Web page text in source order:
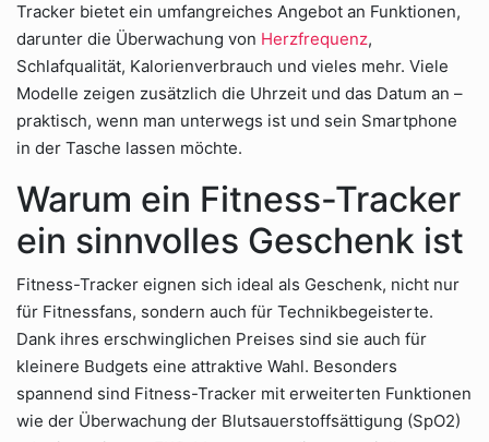
Tracker bietet ein umfangreiches Angebot an Funktionen,
darunter die Überwachung von Herzfrequenz,
Schlafqualität, Kalorienverbrauch und vieles mehr. Viele
Modelle zeigen zusätzlich die Uhrzeit und das Datum an –
praktisch, wenn man unterwegs ist und sein Smartphone
in der Tasche lassen möchte.
Warum ein Fitness-Tracker
ein sinnvolles Geschenk ist
Fitness-Tracker eignen sich ideal als Geschenk, nicht nur
für Fitnessfans, sondern auch für Technikbegeisterte.
Dank ihres erschwinglichen Preises sind sie auch für
kleinere Budgets eine attraktive Wahl. Besonders
spannend sind Fitness-Tracker mit erweiterten Funktionen
wie der Überwachung der Blutsauerstoffsättigung (SpO2)